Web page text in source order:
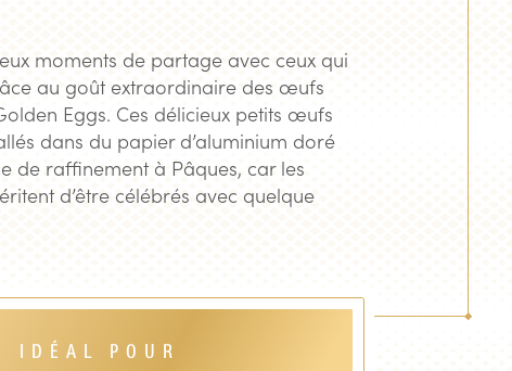
moments de partage avec ceux qui
au goût extraordinaire des œufs
Eggs. Ces délicieux petits œufs
dans du papier d’aluminium doré
de raffinement à Pâques, car les
d’être célébrés avec quelque
IDÉAL POUR